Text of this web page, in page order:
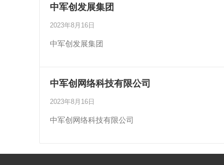
中军创发展集团
2023年8月16日
中军创发展集团
中军创网络科技有限公司
2023年8月16日
中军创网络科技有限公司